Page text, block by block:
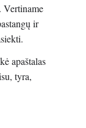
Vertiname
ir
apaštalas
tyra,